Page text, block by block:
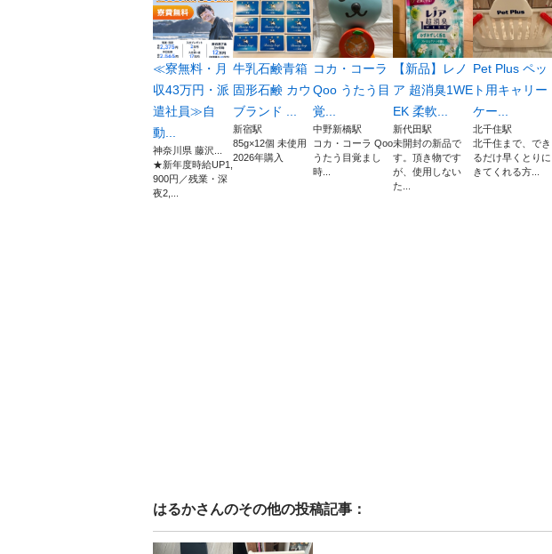
≪寮無料・月
収43万円・派
遣社員≫自
動...
神奈川県 藤沢...
★新年度時給UP1,
900円／残業・深
夜2,...
牛乳石鹸青箱
固形石鹸 カウ
ブランド ...
新宿駅
85g×12個 未使用
2026年購入
コカ・コーラ
Qoo うたう目
覚...
中野新橋駅
コカ・コーラ Qoo
うたう目覚まし
時...
【新品】レノ
ア 超消臭1WE
EK 柔軟...
新代田駅
未開封の新品で
す。頂き物です
が、使用しない
た...
Pet Plus ペッ
ト用キャリー
ケー...
北千住駅
北千住まで、でき
るだけ早くとりに
きてくれる方...
はるかさんのその他の投稿記事：